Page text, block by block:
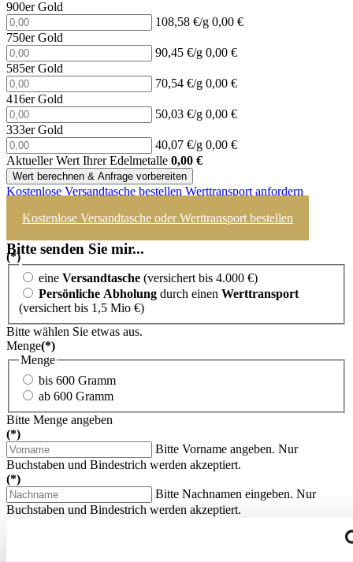
900er Gold
108,58 €/g 0,00 €
750er Gold
90,45 €/g 0,00 €
585er Gold
70,54 €/g 0,00 €
416er Gold
50,03 €/g 0,00 €
333er Gold
40,07 €/g 0,00 €
Aktueller Wert Ihrer Edelmetalle 0,00 €
Wert berechnen & Anfrage vorbereiten
Kostenlose Versandtasche bestellen Werttransport anfordern
Kostenlose Versandtasche oder Werttransport bestellen
Bitte senden Sie mir...
(*)
eine Versandtasche (versichert bis 4.000 €)
Persönliche Abholung durch einen Werttransport
(versichert bis 1,5 Mio €)
Bitte wählen Sie etwas aus.
Menge(*)
Menge
bis 600 Gramm
ab 600 Gramm
Bitte Menge angeben
(*)
Bitte Vorname angeben. Nur
Buchstaben und Bindestrich werden akzeptiert.
(*)
Bitte Nachnamen eingeben. Nur
Buchstaben und Bindestrich werden akzeptiert.